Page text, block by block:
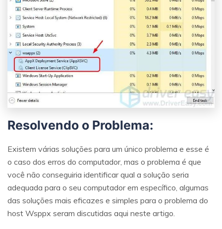
Resolvendo o Problema:
Existem várias soluções para um único problema e esse é
o caso dos erros do computador, mas o problema é que
você não conseguiria identificar qual a solução seria
adequada para o seu computador em específico, algumas
das soluções mais eficazes e simples para o problema do
host Wsppx seram discutidas aqui neste artigo.